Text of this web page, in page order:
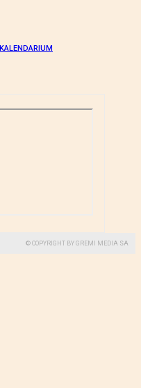
KALENDARIUM
© COPYRIGHT BY GREMI MEDIA SA